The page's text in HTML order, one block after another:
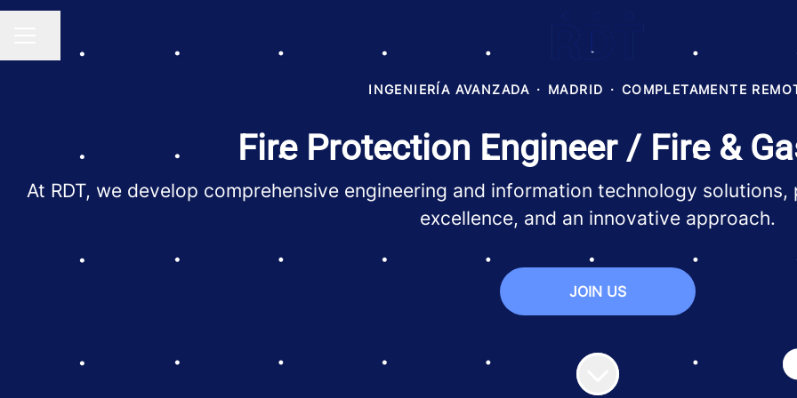
INGENIERÍA AVANZADA · MADRID · COMPLETAMENTE
Fire Protection Engineer / Fire &
At RDT, we develop comprehensive engineering and information technology
excellence, and an innovative approach.
JOIN US